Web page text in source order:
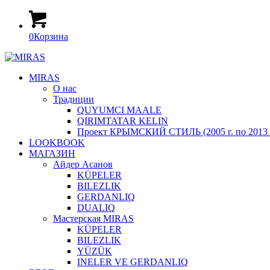
0Корзина
MIRAS
О нас
Традиции
QUYUMCI MAALE
QIRIMTATAR KELIN
Проект КРЫМСКИЙ СТИЛЬ (2005 г. по 2013
LOOKBOOK
МАГАЗИН
Айдер Асанов
KÜPELER
BILEZLIK
GERDANLIQ
DUALIQ
Мастерская MIRAS
KÜPELER
BILEZLIK
YÜZÜK
INELER VE GERDANLIQ